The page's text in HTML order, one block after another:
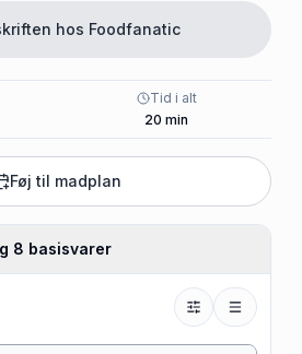
hos Foodfanatic
Tid i alt
20 min
Føj til madplan
8 basisvarer